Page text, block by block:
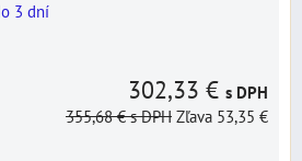
3 dní
302,33 € s DPH
355,68 €s DPH Zľava 53,35 €